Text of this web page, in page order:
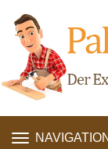
NAVIGATION